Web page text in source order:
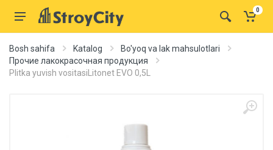
0
Bosh sahifa Katalog
Bo'yoq va lak mahsulotlari
Прочие лакокрасочная продукция
Plitka yuvish vositasiLitonet EVO 0,5L